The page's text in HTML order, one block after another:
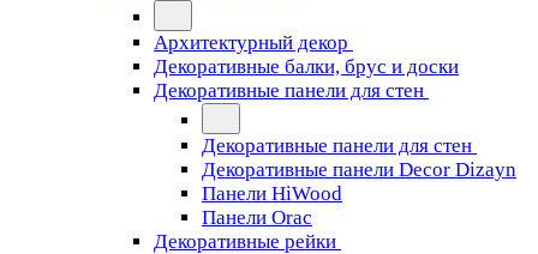
Архитектурный декор
Декоративные балки, брус и доски
Декоративные панели для стен
Декоративные панели для стен
Декоративные панели Decor Dizayn
Панели HiWood
Панели Orac
Декоративные рейки